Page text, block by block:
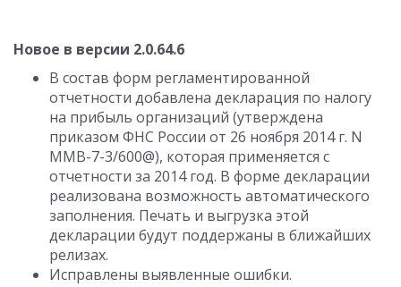
Новое в версии 2.0.64.6
В состав форм регламентированной
отчетности добавлена декларация по налогу
на прибыль организаций (утверждена
приказом ФНС России от 26 ноября 2014 г. N
ММВ-7-3/600@), которая применяется с
отчетности за 2014 год. В форме декларации
реализована возможность автоматического
заполнения. Печать и выгрузка этой
декларации будут поддержаны в ближайших
релизах.
Исправлены выявленные ошибки.